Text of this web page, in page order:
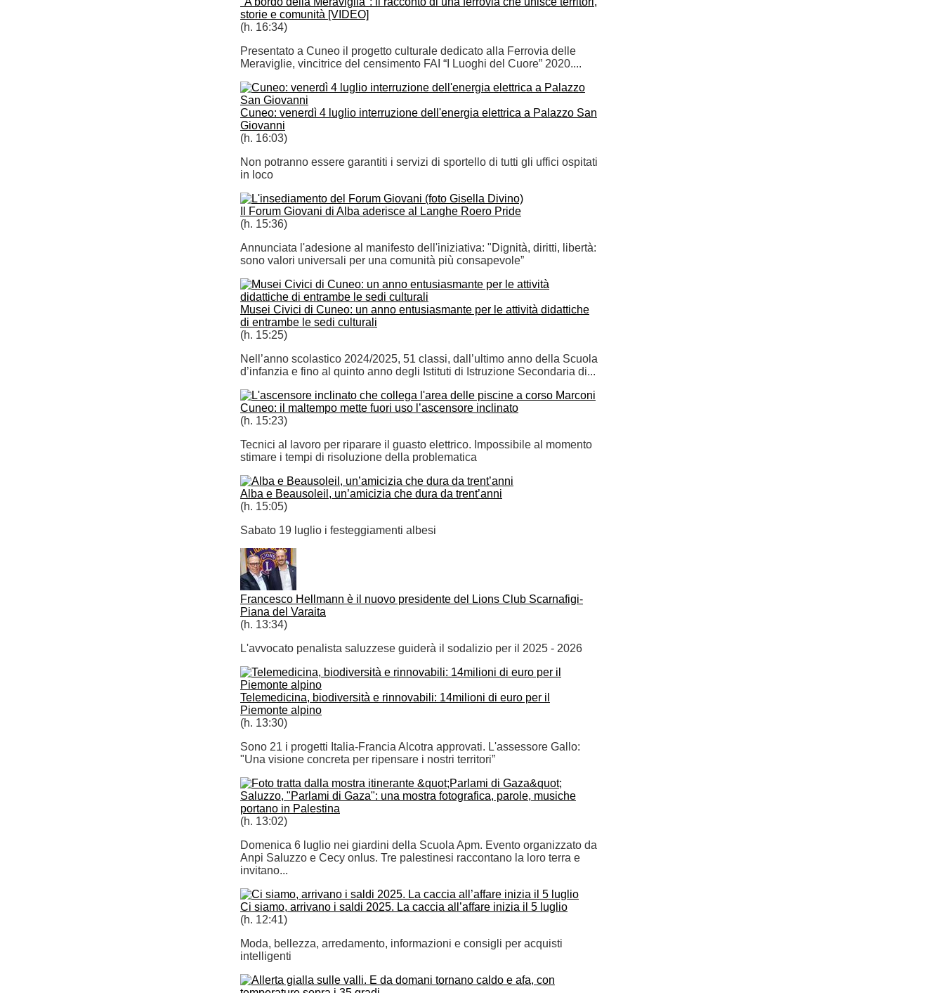
storie e comunità [VIDEO]
(h. 16:34)
Presentato a Cuneo il progetto culturale dedicato alla Ferrovia delle
Meraviglie, vincitrice del censimento FAI “I Luoghi del Cuore” 2020....
Cuneo: venerdì 4 luglio interruzione dell'energia elettrica a Palazzo San
Giovanni
(h. 16:03)
Non potranno essere garantiti i servizi di sportello di tutti gli uffici ospitati
in loco
Il Forum Giovani di Alba aderisce al Langhe Roero Pride
(h. 15:36)
Annunciata l'adesione al manifesto dell'iniziativa: "Dignità, diritti, libertà:
sono valori universali per una comunità più consapevole”
Musei Civici di Cuneo: un anno entusiasmante per le attività didattiche
di entrambe le sedi culturali
(h. 15:25)
Nell’anno scolastico 2024/2025, 51 classi, dall’ultimo anno della Scuola
d’infanzia e fino al quinto anno degli Istituti di Istruzione Secondaria di...
Cuneo: il maltempo mette fuori uso l’ascensore inclinato
(h. 15:23)
Tecnici al lavoro per riparare il guasto elettrico. Impossibile al momento
stimare i tempi di risoluzione della problematica
Alba e Beausoleil, un’amicizia che dura da trent’anni
(h. 15:05)
Sabato 19 luglio i festeggiamenti albesi
Francesco Hellmann è il nuovo presidente del Lions Club Scarnafigi-
Piana del Varaita
(h. 13:34)
L'avvocato penalista saluzzese guiderà il sodalizio per il 2025 - 2026
Telemedicina, biodiversità e rinnovabili: 14milioni di euro per il
Piemonte alpino
(h. 13:30)
Sono 21 i progetti Italia-Francia Alcotra approvati. L'assessore Gallo:
"Una visione concreta per ripensare i nostri territori”
Saluzzo, "Parlami di Gaza": una mostra fotografica, parole, musiche
portano in Palestina
(h. 13:02)
Domenica 6 luglio nei giardini della Scuola Apm. Evento organizzato da
Anpi Saluzzo e Cecy onlus. Tre palestinesi raccontano la loro terra e
invitano...
Ci siamo, arrivano i saldi 2025. La caccia all’affare inizia il 5 luglio
(h. 12:41)
Moda, bellezza, arredamento, informazioni e consigli per acquisti
intelligenti